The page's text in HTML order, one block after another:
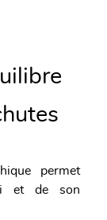
permet
et de son